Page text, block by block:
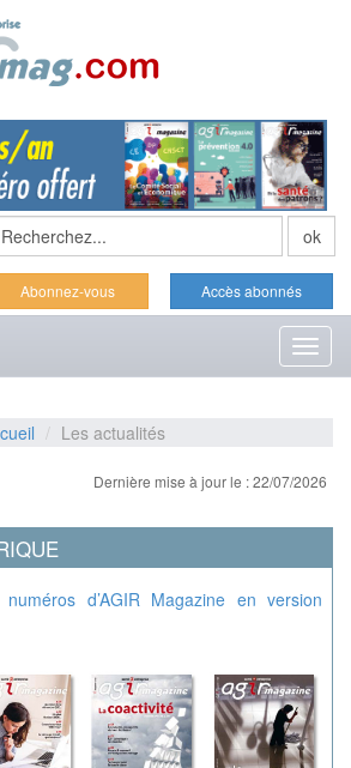
Abonnez-vous Accès abonnés
Les actualités
Dernière mise à jour le : 22/07/2026
d’AGIR Magazine en version